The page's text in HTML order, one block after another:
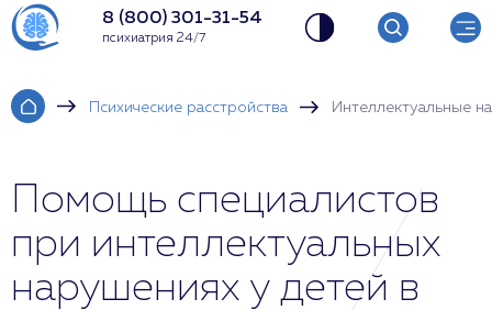
8 (800) 301-31-54
психиатрия 24/7
Психические расстройства Интеллектуальные
Помощь специалистов
при интеллектуальных
нарушениях у детей в